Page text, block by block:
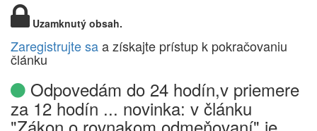
Uzamknutý obsah.
Zaregistrujte saa získajte prístup k pokračovaniu
článku
Odpovedám do 24 hodín,v priemere
za 12 hodín ... novinka: v článku